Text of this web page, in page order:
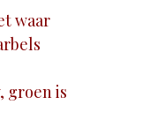
waar
groen is